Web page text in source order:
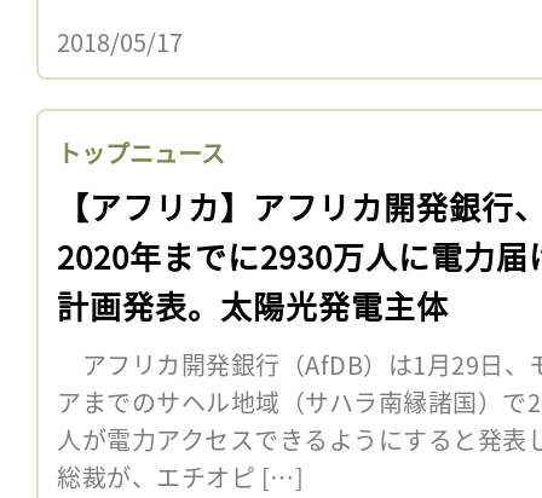
2018/05/17
トップニュース
【アフリカ】アフリカ開発銀行
2020年までに2930万人に電力届
計画発表。太陽光発電主体
アフリカ開発銀行（AfDB）は1月29日、
アまでのサヘル地域（サハラ南縁諸国）
人が電力アクセスできるようにすると発表
総裁が、エチオピ […]